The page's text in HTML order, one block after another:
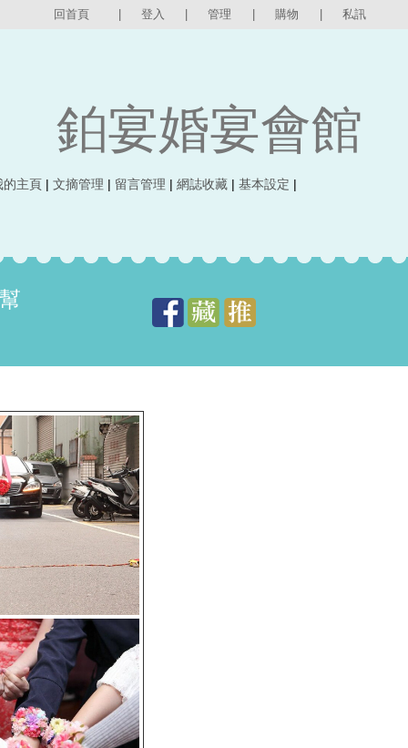
回首頁 登入 管理 購物 私訊
鉑宴婚宴會館
的主頁 | 文摘管理 | 留言管理 | 網誌收藏 | 基本設定 |